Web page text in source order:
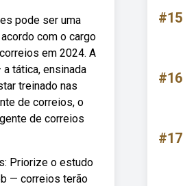
pode ser uma
com o cargo
em 2024. A
tática, ensinada
treinado nas
de correios, o
de correios
Priorize o estudo
— correios terão
#15
#16
#17